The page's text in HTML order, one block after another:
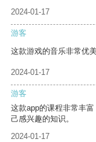
2024-01-17
游客
这款游戏的音乐非常优
2024-01-17
游客
这款app的课程非常丰
己感兴趣的知识。
2024-01-17